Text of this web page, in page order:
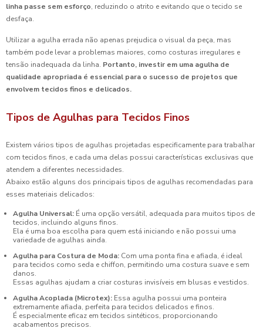
linha passe sem esforço, reduzindo o atrito e evitando que o tecido se
desfaça.
Utilizar a agulha errada não apenas prejudica o visual da peça, mas
também pode levar a problemas maiores, como costuras irregulares e
tensão inadequada da linha. Portanto, investir em uma agulha de
qualidade apropriada é essencial para o sucesso de projetos que
envolvem tecidos finos e delicados.
Tipos de Agulhas para Tecidos Finos
Existem vários tipos de agulhas projetadas especificamente para trabalhar
com tecidos finos, e cada uma delas possui características exclusivas que
atendem a diferentes necessidades.
Abaixo estão alguns dos principais tipos de agulhas recomendadas para
esses materiais delicados:
Agulha Universal: É uma opção versátil, adequada para muitos tipos de
tecidos, incluindo alguns finos.
Ela é uma boa escolha para quem está iniciando e não possui uma
variedade de agulhas ainda.
Agulha para Costura de Moda: Com uma ponta fina e afiada, é ideal
para tecidos como seda e chiffon, permitindo uma costura suave e sem
danos.
Essas agulhas ajudam a criar costuras invisíveis em blusas e vestidos.
Agulha Acoplada (Microtex): Essa agulha possui uma ponteira
extremamente afiada, perfeita para tecidos delicados e finos.
É especialmente eficaz em tecidos sintéticos, proporcionando
acabamentos precisos.